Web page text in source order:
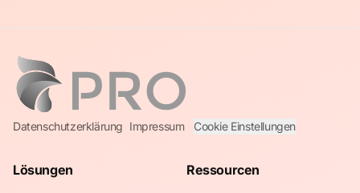
Datenschutzerklärung Impressum Cookie Einstellungen
Lösungen
Ressourcen